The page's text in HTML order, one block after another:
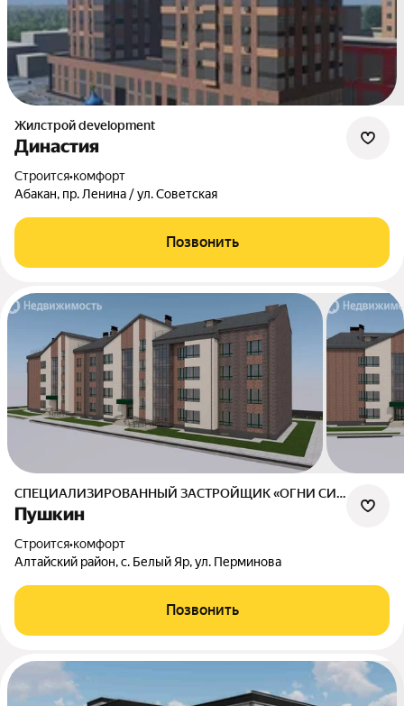
Жилстрой development
Династия
Строится•комфорт
Абакан, пр. Ленина / ул. Советская
Позвонить
СПЕЦИАЛИЗИРОВАННЫЙ ЗАСТРОЙЩИК «ОГНИ СИБИРИ»
Пушкин
Строится•комфорт
Алтайский район, с. Белый Яр, ул. Перминова
Позвонить